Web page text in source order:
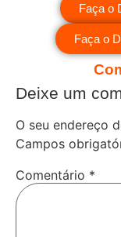
Faça o
Faça o
Deixe um
O seu endereço
Campos
Comentário *